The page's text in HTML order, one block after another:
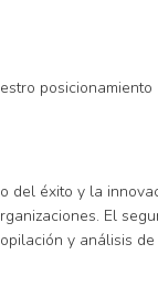
del éxito y la
El
y análisis